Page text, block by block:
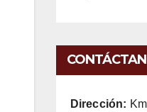
Dirección: